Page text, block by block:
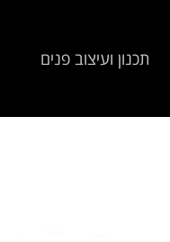
תכנון ועיצוב פנים